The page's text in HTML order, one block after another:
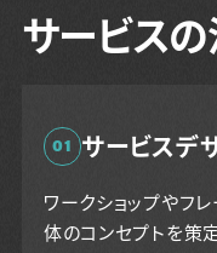
サービス
01 サービスデ
ワークショップやフ
体のコンセプトを策